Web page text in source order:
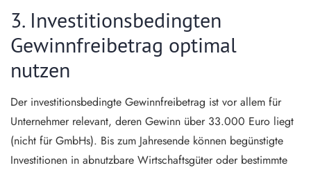
3. Investitionsbedingten
Gewinnfreibetrag optimal
nutzen
Der investitionsbedingte Gewinnfreibetrag ist vor allem für
Unternehmer relevant, deren Gewinn über 33.000 Euro liegt
(nicht für GmbHs). Bis zum Jahresende können begünstigte
Investitionen in abnutzbare Wirtschaftsgüter oder bestimmte